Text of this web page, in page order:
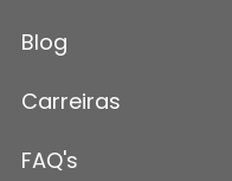
Blog
Carreiras
FAQ's